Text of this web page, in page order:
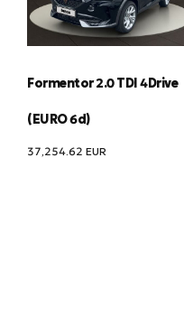
Formentor 2.0 TDI 4Drive
(EURO 6d)
37,254.62 EUR